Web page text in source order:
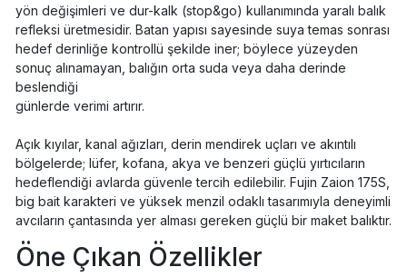
yön değişimleri ve dur-kalk (stop&go) kullanımında yaralı balık
refleksi üretmesidir. Batan yapısı sayesinde suya temas sonrası
hedef derinliğe kontrollü şekilde iner; böylece yüzeyden
sonuç alınamayan, balığın orta suda veya daha derinde
beslendiği
günlerde verimi artırır.
Açık kıyılar, kanal ağızları, derin mendirek uçları ve akıntılı
bölgelerde; lüfer, kofana, akya ve benzeri güçlü yırtıcıların
hedeflendiği avlarda güvenle tercih edilebilir. Fujin Zaion 175S,
big bait karakteri ve yüksek menzil odaklı tasarımıyla deneyimli
avcıların çantasında yer alması gereken güçlü bir maket balıktır.
Öne Çıkan Özellikler